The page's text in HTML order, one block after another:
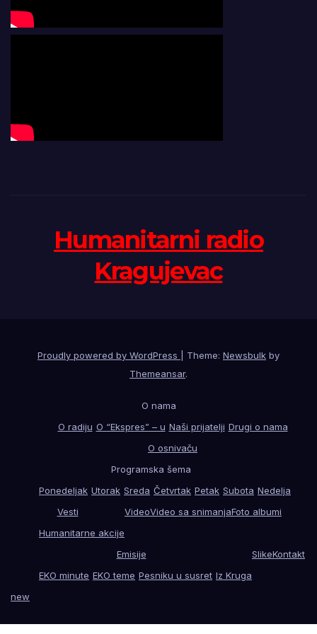
Humanitarni radio
Kragujevac
Proudly powered by WordPress Theme: Newsbulk by
Themeansar.
O nama
O radiju O “Ekspres” – u Naši prijatelji Drugi o nama
O osnivaču
Programska šema
Ponedeljak Utorak Sreda Četvrtak Petak Subota Nedelja
Vesti
Humanitarne akcije
VideoVideo sa snimanjaFoto albumi
Emisije
EKO minute EKO teme Pesniku u susret Iz Kruga
SlikeKontakt
new